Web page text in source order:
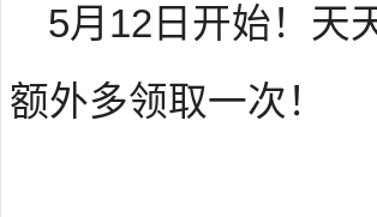
5月12日开始！天
额外多领取一次！